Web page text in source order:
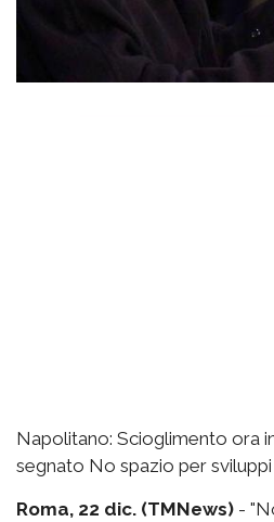
Napolitano: Scioglimento ora
segnato No spazio per
Roma, 22 dic. (TMNews) -